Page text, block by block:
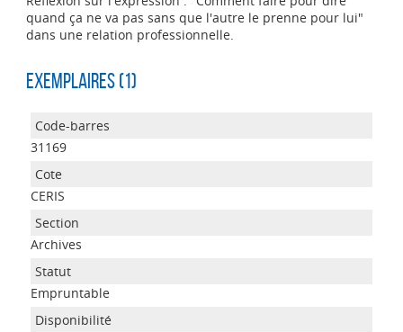
quand ça ne va pas sans que l'autre le prenne pour lui"
dans une relation professionnelle.
Exemplaires (1)
31169
CERIS
Archives
Empruntable